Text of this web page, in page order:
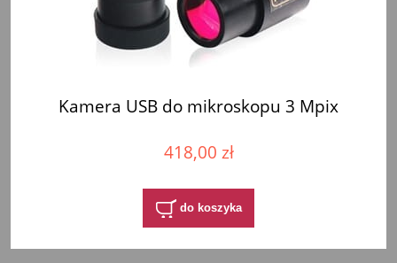
Kamera USB do mikroskopu 3 Mpix
418,00 zł
do koszyka